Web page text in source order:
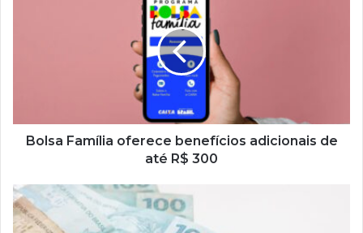
300
Bolsa Família oferece benefícios adicionais de
até R$ 300
Bolsa
Família
setembro